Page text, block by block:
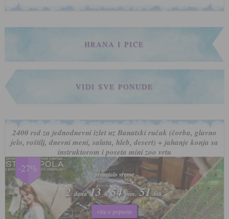
HRANA I PIĆE
VIDI SVE PONUDE
2400 rsd za jednodnevni izlet uz Banatski ručak (čorba, glavno
jelo, roštilj, dnevni meni, salata, hleb, desert) + jahanje konja sa
instruktorom i poseta mini zoo vrtu
-27%
preostalo vreme
2dana 13h 54min. 48sek.
više o popustu
preostalo vreme
2dana 13h 54min. 48sek.
više o popustu